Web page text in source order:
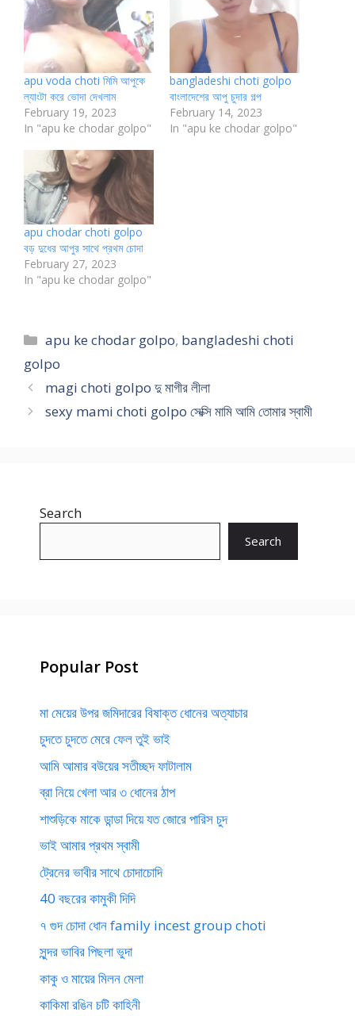
apu voda choti মিমি আপুকে
ল্যাংটা করে ভোদা দেখলাম
February 19, 2023
In "apu ke chodar golpo"
bangladeshi choti golpo
বাংলাদেশের আপু চুদার গল্প
February 14, 2023
In "apu ke chodar golpo"
apu chodar choti golpo
বড় দুধের আপুর সাথে প্রথম চোদা
February 27, 2023
In "apu ke chodar golpo"
Categories
apu ke chodar golpo, bangladeshi choti
golpo
magi choti golpo দু মাগীর লীলা
sexy mami choti golpo সেক্সি মামি আমি তোমার স্বামী
Search
Search
Popular Post
মা মেয়ের উপর জমিদারের বিষাক্ত ধোনের অত্যাচার
চুদতে চুদতে মেরে ফেল তুই ভাই
আমি আমার বউয়ের সতীচ্ছদ ফাটালাম
ব্রা নিয়ে খেলা আর ৩ ধোনের ঠাপ
শাশুড়িকে মাকে ডান্ডা দিয়ে যত জোরে পারিস চুদ
ভাই আমার প্রথম স্বামী
ট্রেনের ভাবীর সাথে চোদাচোদি
40 বছরের কামুকী দিদি
৭ গুদ চোদা ধোন family incest group choti
সুন্দর ভাবির পিছলা ভুদা
কাকু ও মায়ের মিলন মেলা
কাকিমা রঙিন চটি কাহিনী